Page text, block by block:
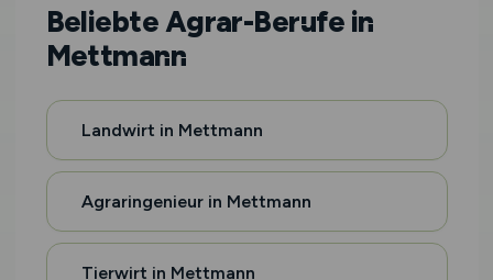
Beliebte Agrar-Berufe in
Mettmann
Landwirt in Mettmann
Agraringenieur in Mettmann
Tierwirt in Mettmann